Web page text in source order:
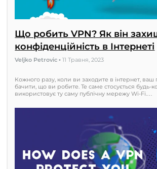
Що робить VPN? Як він
конфіденційність в Інтернеті
Veljko Petrovic•11 Травня, 2023
Кожного разу, коли ви заходите в інтернет,
бачити, що ви робите. Те саме стосується будь-
використовує ту саму публічну мережу Wi-Fi.…